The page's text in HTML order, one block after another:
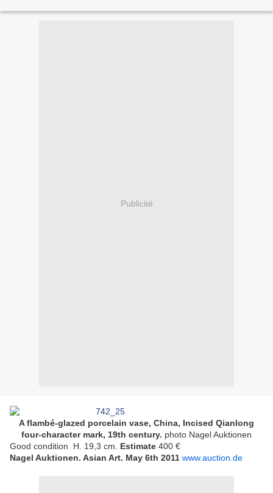
Publicité
A flambé-glazed porcelain vase, China, Incised Qianlong
four-character mark, 19th century. photo Nagel Auktionen
Good condition H. 19,3 cm. Estimate 400 €
Nagel Auktionen. Asian Art. May 6th 2011 www.auction.de